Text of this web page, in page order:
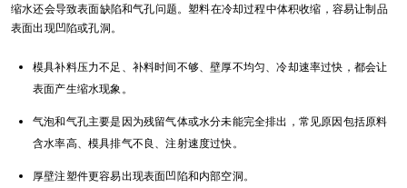
缩水还会导致表面缺陷和气孔问题。塑料在冷却过程中体积收缩，容易让制品
表面出现凹陷或孔洞。
模具补料压力不足、补料时间不够、壁厚不均匀、冷却速率过快，都会让
表面产生缩水现象。
气泡和气孔主要是因为残留气体或水分未能完全排出，常见原因包括原料
含水率高、模具排气不良、注射速度过快。
厚壁注塑件更容易出现表面凹陷和内部空洞。